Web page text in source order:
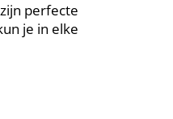
perfecte
je in elke